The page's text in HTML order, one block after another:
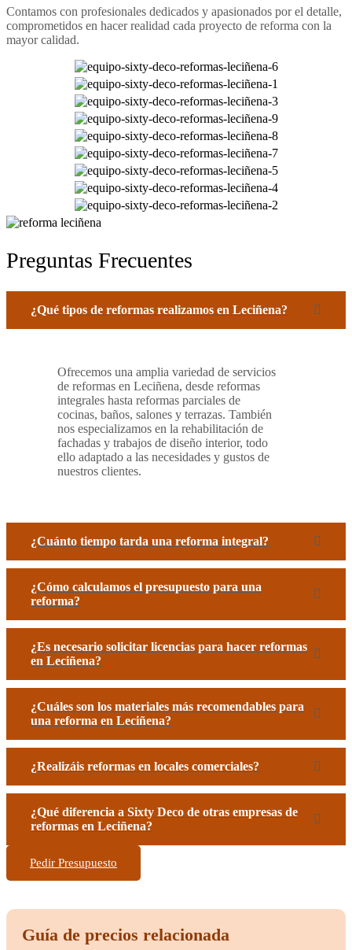
Contamos con profesionales dedicados y apasionados por el detalle,
comprometidos en hacer realidad cada proyecto de reforma con la
mayor calidad.
Preguntas Frecuentes
¿Qué tipos de reformas realizamos en Leciñena?
Ofrecemos una amplia variedad de servicios
de reformas en Leciñena, desde reformas
integrales hasta reformas parciales de
cocinas, baños, salones y terrazas. También
nos especializamos en la rehabilitación de
fachadas y trabajos de diseño interior, todo
ello adaptado a las necesidades y gustos de
nuestros clientes.
¿Cuánto tiempo tarda una reforma integral?
¿Cómo calculamos el presupuesto para una
reforma?
¿Es necesario solicitar licencias para hacer reformas
en Leciñena?
¿Cuáles son los materiales más recomendables para
una reforma en Leciñena?
¿Realizáis reformas en locales comerciales?
¿Qué diferencia a Sixty Deco de otras empresas de
reformas en Leciñena?
Pedir Presupuesto
Guía de precios relacionada